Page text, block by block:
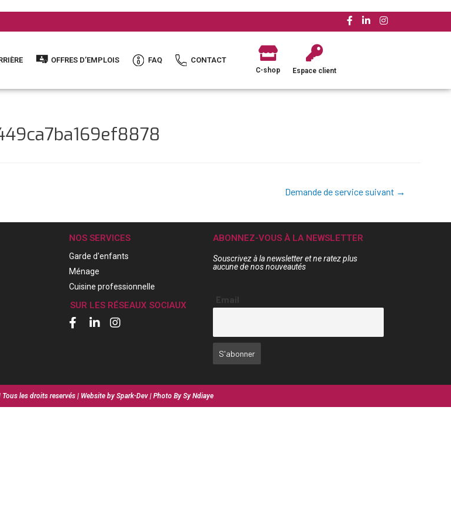
OFFRES D’EMPLOIS FAQ CONTACT
C-shop Espace client
Demande de service suivant →
NOS SERVICES
Garde d'enfants
Ménage
Cuisine professionnelle
SUR LES RÉSEAUX SOCIAUX
ABONNEZ-VOUS À LA NEWSLETTER
Souscrivez à la newsletter et ne ratez plus
aucune de nos nouveautés
Email
les droits reservés | Website by Spark-Dev | Photo By Sy Ndiaye